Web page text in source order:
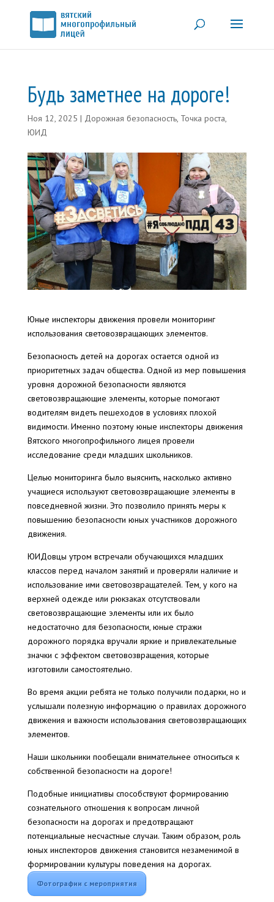
Будь заметнее на дороге!
Ноя 12, 2025 | Дорожная безопасность, Точка роста,
ЮИД
Юные инспекторы движения провели мониторинг
использования световозвращающих элементов.
Безопасность детей на дорогах остается одной из
приоритетных задач общества. Одной из мер повышения
уровня дорожной безопасности являются
световозвращающие элементы, которые помогают
водителям видеть пешеходов в условиях плохой
видимости. Именно поэтому юные инспекторы движения
Вятского многопрофильного лицея провели
исследование среди младших школьников.
Целью мониторинга было выяснить, насколько активно
учащиеся используют световозвращающие элементы в
повседневной жизни. Это позволило принять меры к
повышению безопасности юных участников дорожного
движения.
ЮИДовцы утром встречали обучающихся младших
классов перед началом занятий и проверяли наличие и
использование ими световозвращателей. Тем, у кого на
верхней одежде или рюкзаках отсутствовали
световозвращающие элементы или их было
недостаточно для безопасности, юные стражи
дорожного порядка вручали яркие и привлекательные
значки с эффектом световозвращения, которые
изготовили самостоятельно.
Во время акции ребята не только получили подарки, но и
услышали полезную информацию о правилах дорожного
движения и важности использования световозвращающих
элементов.
Наши школьники пообещали внимательнее относиться к
собственной безопасности на дороге!
Подобные инициативы способствуют формированию
сознательного отношения к вопросам личной
безопасности на дорогах и предотвращают
потенциальные несчастные случаи. Таким образом, роль
юных инспекторов движения становится незаменимой в
формировании культуры поведения на дорогах.
Фотографии с мероприятия